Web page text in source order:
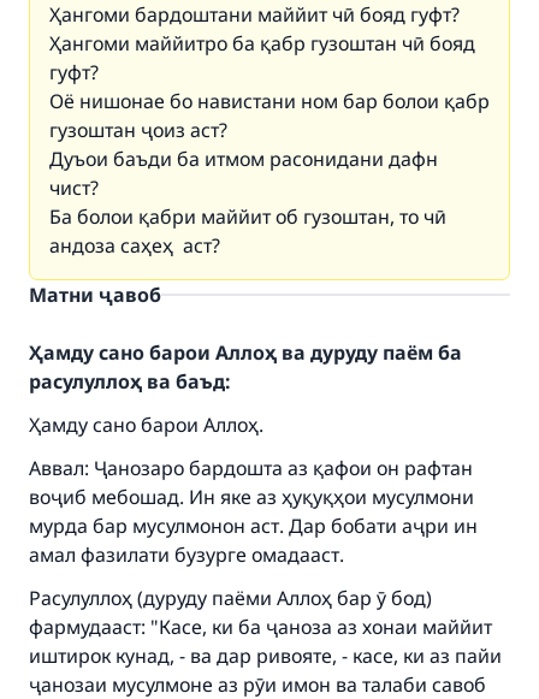
Ҳангоми бардоштани маййит чӣ бояд гуфт?
Ҳангоми маййитро ба қабр гузоштан чӣ бояд
гуфт?
Оё нишонае бо навистани ном бар болои қабр
гузоштан ҷоиз аст?
Дуъои баъди ба итмом расонидани дафн
чист?
Ба болои қабри маййит об гузоштан, то чӣ
андоза саҳеҳ аст?
Матни ҷавоб
Ҳамду сано барои Аллоҳ ва дуруду паём ба
расулуллоҳ ва баъд:
Ҳамду сано барои Аллоҳ.
Аввал: Ҷанозаро бардошта аз қафои он рафтан
воҷиб мебошад. Ин яке аз ҳуқуқҳои мусулмони
мурда бар мусулмонон аст. Дар бобати аҷри ин
амал фазилати бузурге омадааст.
Расулуллоҳ (дуруду паёми Аллоҳ бар ӯ бод)
фармудааст: "Касе, ки ба ҷаноза аз хонаи маййит
иштирок кунад, - ва дар ривояте, - касе, ки аз пайи
ҷанозаи мусулмоне аз рӯи имон ва талаби савоб